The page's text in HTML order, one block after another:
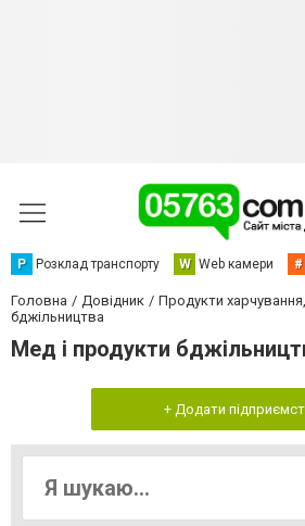
Р Розклад транспорту W Web камери #
Головна Довідник Продукти
бджільництва
Мед і продукти
+ Додати